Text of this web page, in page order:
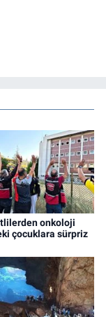
onkoloji
çocuklara sürpriz